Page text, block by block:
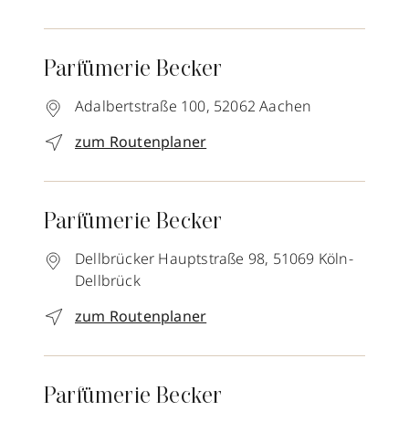
Parfümerie Becker
Adalbertstraße 100, 52062 Aachen
zum Routenplaner
Parfümerie Becker
Dellbrücker Hauptstraße 98, 51069 Köln-
Dellbrück
zum Routenplaner
Parfümerie Becker